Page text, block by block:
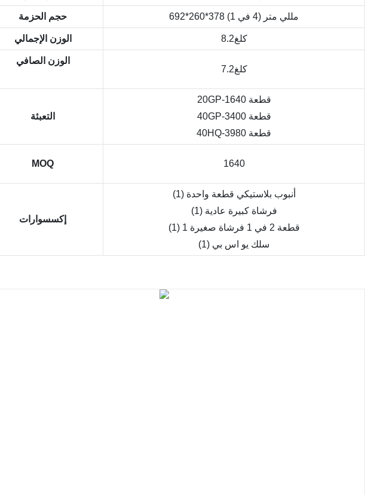
حجم الحزمة 692*260*378 مللي متر (4 في 1)
الوزن الإجمالي كلغ8.2
الوزن الصافي
كلغ7.2
التعبئة
20GP-1640 قطعة
40GP-3400 قطعة
40HQ-3980 قطعة
MOQ 1640
إكسسوارات
(1) أنبوب بلاستيكي قطعة واحدة
(1) فرشاة كبيرة عادية
(1) 1 قطعة 2 في 1 فرشاة صغيرة
(1) سلك يو اس بي